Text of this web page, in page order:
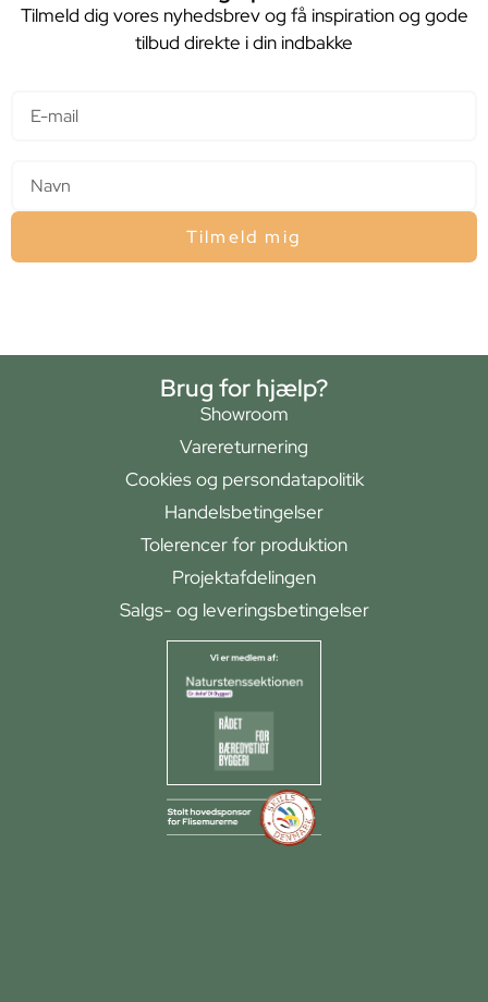
Tilmeld dig vores nyhedsbrev og få inspiration og gode
tilbud direkte i din indbakke
Tilmeld mig
Brug for hjælp?
Showroom
Varereturnering
Cookies og persondatapolitik
Handelsbetingelser
Tolerencer for produktion
Projektafdelingen
Salgs- og leveringsbetingelser